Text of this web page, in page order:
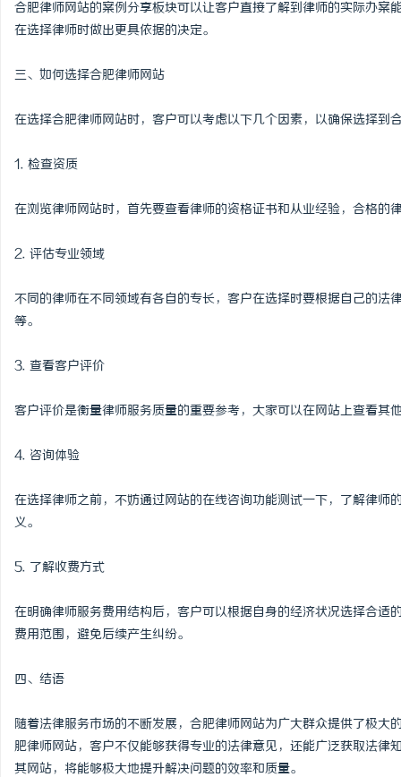
合肥律师网站的案例分享板块可以让客户直接了解到律师的实际办
在选择律师时做出更具依据的决定。
三、如何选择合肥律师网站
在选择合肥律师网站时，客户可以考虑以下几个因素，以确保选择到
1. 检查资质
在浏览律师网站时，首先要查看律师的资格证书和从业经验，合格的
2. 评估专业领域
不同的律师在不同领域有各自的专长，客户在选择时要根据自己的
等。
3. 查看客户评价
客户评价是衡量律师服务质量的重要参考，大家可以在网站上查看
4. 咨询体验
在选择律师之前，不妨通过网站的在线咨询功能测试一下，了解律
义。
5. 了解收费方式
在明确律师服务费用结构后，客户可以根据自身的经济状况选择合
费用范围，避免后续产生纠纷。
四、结语
随着法律服务市场的不断发展，合肥律师网站为广大群众提供了极
肥律师网站，客户不仅能够获得专业的法律意见，还能广泛获取法
其网站，将能够极大地提升解决问题的效率和质量。